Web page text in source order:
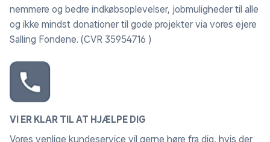
nemmere og bedre indkøbsoplevelser, jobmuligheder til alle
og ikke mindst donationer til gode projekter via vores ejere
Salling Fondene. (CVR 35954716 )
VI ER KLAR TIL AT HJÆLPE DIG
Vores venlige kundeservice vil gerne høre fra dig, hvis der